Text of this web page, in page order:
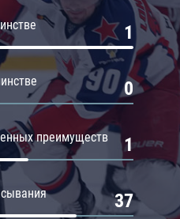
1
0
преимуществ 1
37